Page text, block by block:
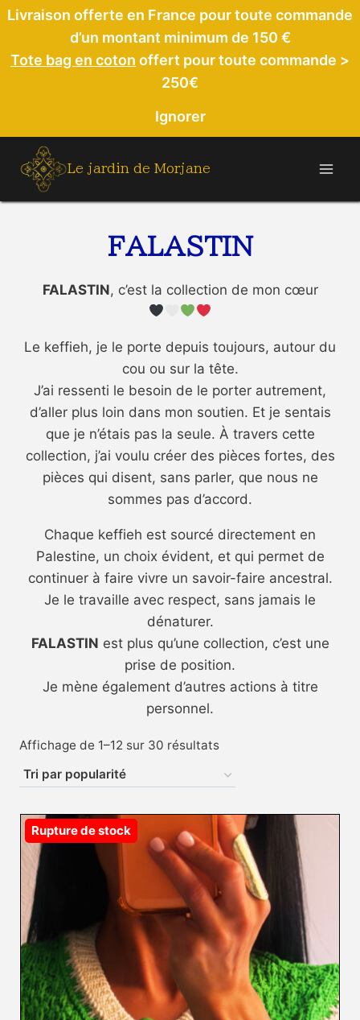
Aller
contenu
Livraison offerte en France pour toute commande
d’un montant minimum de 150 €
Tote bag en coton offert pour toute commande >
250€
Ignorer
Le jardin de Morjane
FALASTIN
FALASTIN, c’est la collection de mon cœur
Le keffieh, je le porte depuis toujours, autour du
cou ou sur la tête.
J’ai ressenti le besoin de le porter autrement,
d’aller plus loin dans mon soutien. Et je sentais
que je n’étais pas la seule. À travers cette
collection, j’ai voulu créer des pièces fortes, des
pièces qui disent, sans parler, que nous ne
sommes pas d’accord.
Chaque keffieh est sourcé directement en
Palestine, un choix évident, et qui permet de
continuer à faire vivre un savoir-faire ancestral.
Je le travaille avec respect, sans jamais le
dénaturer.
FALASTIN est plus qu’une collection, c’est une
prise de position.
Je mène également d’autres actions à titre
personnel.
Affichage de 1–12 sur 30 résultatsTrié
popularité
Rupture de stock